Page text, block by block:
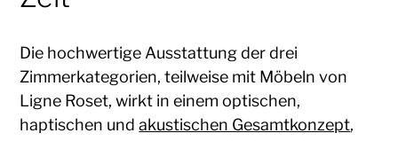
Die hochwertige Ausstattung der drei
Zimmerkategorien, teilweise mit Möbeln von
Ligne Roset, wirkt in einem optischen,
haptischen undakustischen Gesamtkonzept,